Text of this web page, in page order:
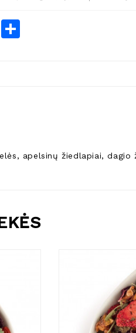
Share
apelsinų žiedlapiai, dagio